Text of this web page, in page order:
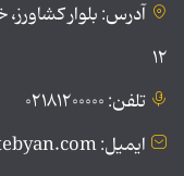
آدرس: بلوار
۱۲
تلفن: ۰۲۱۸۱۲۰۰۰۰۰
ایمیل: public@tebyan.com